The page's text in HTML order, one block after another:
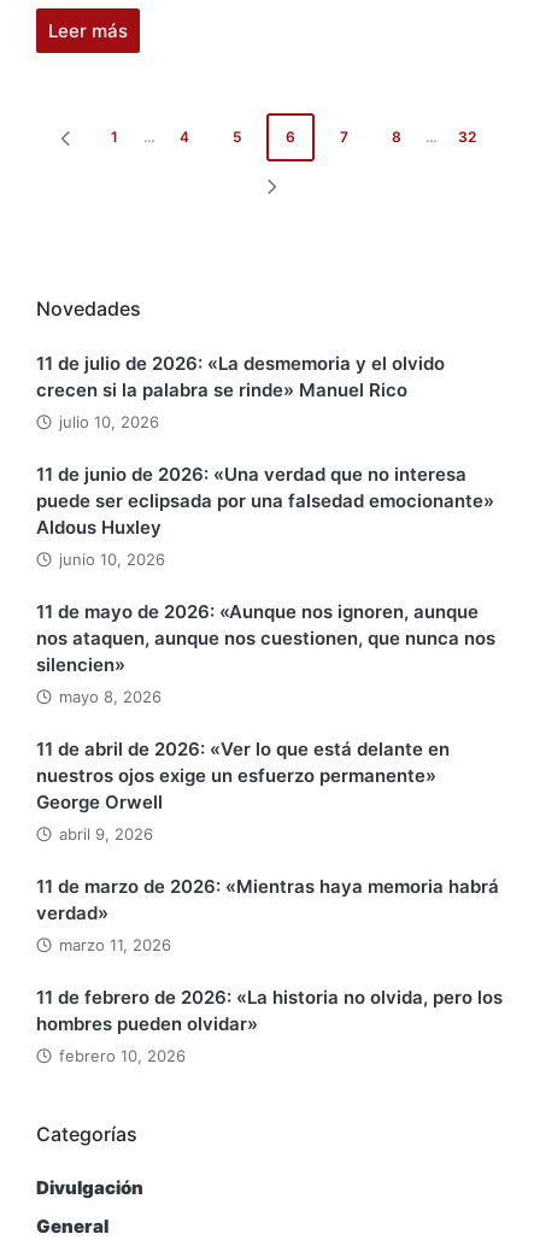
Leer más
Paginación
PÁGINA
1 … 4 5 6 7 8 … 32
Novedades
11 de julio de 2026: «La desmemoria y el olvido
crecen si la palabra se rinde» Manuel Rico
julio 10, 2026
11 de junio de 2026: «Una verdad que no interesa
puede ser eclipsada por una falsedad emocionante»
Aldous Huxley
junio 10, 2026
11 de mayo de 2026: «Aunque nos ignoren, aunque
nos ataquen, aunque nos cuestionen, que nunca nos
silencien»
mayo 8, 2026
11 de abril de 2026: «Ver lo que está delante en
nuestros ojos exige un esfuerzo permanente»
George Orwell
abril 9, 2026
11 de marzo de 2026: «Mientras haya memoria habrá
verdad»
marzo 11, 2026
11 de febrero de 2026: «La historia no olvida, pero los
hombres pueden olvidar»
febrero 10, 2026
Categorías
Divulgación
General